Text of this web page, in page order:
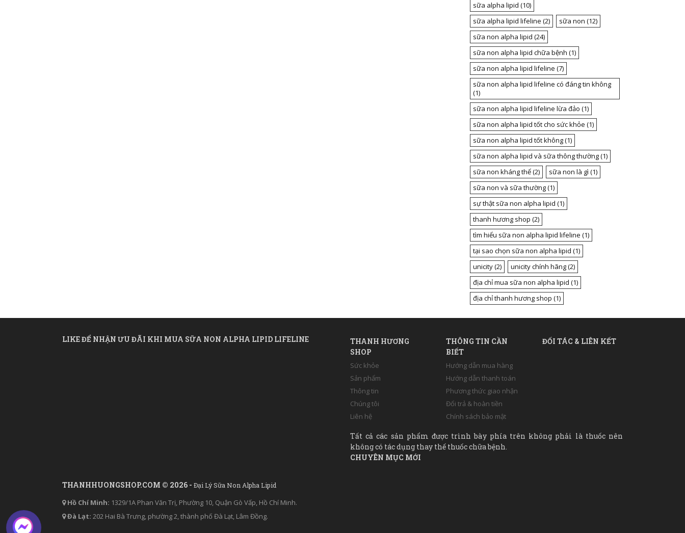
sữa alpha lipid (10)
sữa alpha lipid lifeline (2) sữa non (12)
sữa non alpha lipid (24)
sữa non alpha lipid chữa bệnh (1)
sữa non alpha lipid lifeline (7)
sữa non alpha lipid lifeline có đáng tin không
(1)
sữa non alpha lipid lifeline lừa đảo (1)
sữa non alpha lipid tốt cho sức khỏe (1)
sữa non alpha lipid tốt không(1)
sữa non alpha lipid và sữa thông thường(1)
sữa non kháng thể(2) sữa non là gì (1)
sữa non và sữa thường(1)
sự thật sữa non alpha lipid (1)
thanh hương shop (2)
tìm hiểu sữa non alpha lipid lifeline (1)
tại sao chọn sữa non alpha lipid (1)
unicity(2) unicity chính hãng(2)
địa chỉ mua sữa non alpha lipid (1)
địa chỉ thanh hương shop (1)
LIKE ĐỂ NHẬN ƯU ĐÃI KHI MUA SỮA NON ALPHA LIPID LIFELINE
THANHHUONGSHOP.COM © 2026 - Đại Lý Sữa Non Alpha Lipid
Hồ Chí Minh: 1329/1A Phan Văn Trị, Phường 10, Quận Gò Vấp, Hồ Chí Minh.
Đà Lạt: 202 Hai Bà Trưng, phường 2, thành phố Đà Lạt, Lâm Đồng.
THANH HƯƠNG
SHOP
Sức khỏe
Sản phẩm
Thông tin
Chúng tôi
Liên hệ
THÔNG TIN CẦN
BIẾT
Hướng dẫn mua hàng
Hướng dẫn thanh toán
Phương thức giao nhận
Đổi trả & hoàn tiền
Chính sách bảo mật
ĐỐI TÁC & LIÊN KẾT
Tất cả các sản phẩm được trình bày phía trên không phải là thuốc nên
không có tác dụng thay thế thuốc chữa bệnh.
CHUYÊN MỤC MỚI